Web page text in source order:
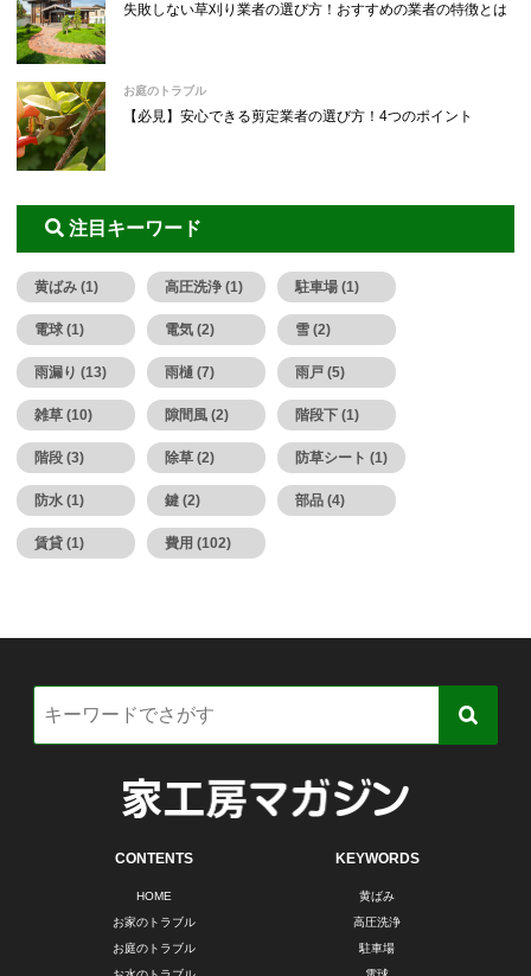
失敗しない草刈り業者の選び方！おすすめの業者の特徴とは
お庭のトラブル
【必見】安心できる剪定業者の選び方！4つのポイント
注目キーワード
黄ばみ (1) 高圧洗浄 (1) 駐車場 (1)
電球 (1) 電気 (2) 雪 (2)
雨漏り (13) 雨樋 (7) 雨戸 (5)
雑草 (10) 隙間風 (2) 階段下 (1)
階段 (3) 除草 (2) 防草シート (1)
防水 (1) 鍵 (2) 部品 (4)
賃貸 (1) 費用 (102)
CONTENTS
HOME
お家のトラブル
お庭のトラブル
KEYWORDS
黄ばみ
高圧洗浄
駐車場